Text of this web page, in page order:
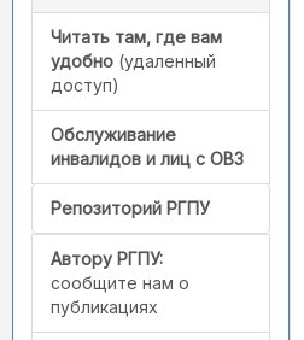
Читать там, где вам
удобно (удаленный
доступ)
Обслуживание
инвалидов и лиц с ОВЗ
Репозиторий РГПУ
Автору РГПУ:
сообщите нам о
публикациях